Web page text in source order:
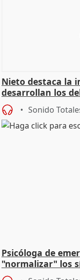
Nieto destaca la
desarrollan los
Sonido
Psicóloga de
"normalizar" los